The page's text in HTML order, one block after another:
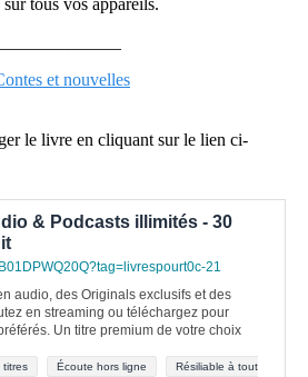
tous vos appareils.
et nouvelles
le livre en cliquant sur le lien ci-
& Podcasts illimités - 30
21
audio, des Originals exclusifs et des
en streaming ou téléchargez pour
Un titre premium de votre choix
titres Écoute hors ligne
Résiliable à tout